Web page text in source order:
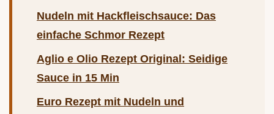
Nudeln mit Hackfleischsauce: Das
einfache Schmor Rezept
Aglio e Olio Rezept Original: Seidige
Sauce in 15 Min
Euro Rezept mit Nudeln und